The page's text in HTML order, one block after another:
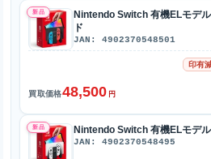
新品
Nintendo Switch 有機ELモデ
ド
JAN: 4902370548501
印有
買取価格48,500 円
新品 Nintendo Switch 有機ELモデ
JAN: 4902370548495